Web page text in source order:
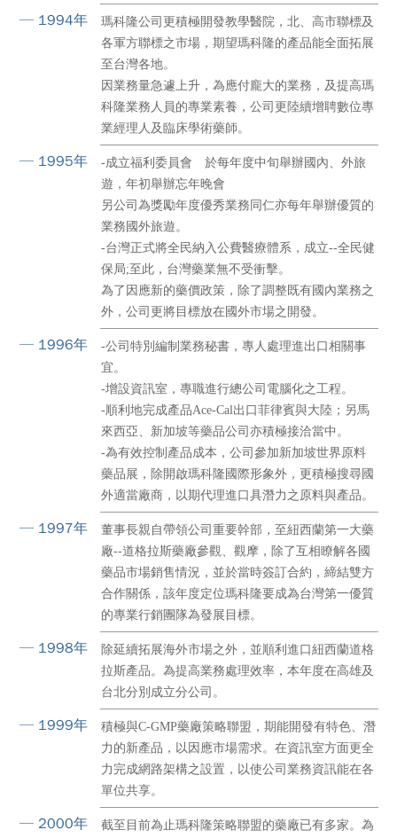
─ 1994年
瑪科隆公司更積極開發教學醫院，北、高市聯標及
各軍方聯標之市場，期望瑪科隆的產品能全面拓展
至台灣各地。
因業務量急遽上升，為應付龐大的業務，及提高瑪
科隆業務人員的專業素養，公司更陸續增聘數位專
業經理人及臨床學術藥師。
─ 1995年
-成立福利委員會 於每年度中旬舉辦國內、外旅
遊，年初舉辦忘年晚會
另公司為獎勵年度優秀業務同仁亦每年舉辦優質的
業務國外旅遊。
-台灣正式將全民納入公費醫療體系，成立--全民健
保局;至此，台灣藥業無不受衝擊。
為了因應新的藥價政策，除了調整既有國內業務之
外，公司更將目標放在國外市場之開發。
─ 1996年
-公司特別編制業務秘書，專人處理進出口相關事
宜。
-增設資訊室，專職進行總公司電腦化之工程。
-順利地完成產品Ace-Cal出口菲律賓與大陸；另馬
來西亞、新加坡等藥品公司亦積極接洽當中。
-為有效控制產品成本，公司參加新加坡世界原料
藥品展，除開啟瑪科隆國際形象外，更積極搜尋國
外適當廠商，以期代理進口具潛力之原料與產品。
─ 1997年
董事長親自帶領公司重要幹部，至紐西蘭第一大藥
廠--道格拉斯藥廠參觀、觀摩，除了互相瞭解各國
藥品市場銷售情況，並於當時簽訂合約，締結雙方
合作關係，該年度定位瑪科隆要成為台灣第一優質
的專業行銷團隊為發展目標。
─ 1998年
除延續拓展海外市場之外，並順利進口紐西蘭道格
拉斯產品。為提高業務處理效率，本年度在高雄及
台北分別成立分公司。
─ 1999年
積極與C-GMP藥廠策略聯盟，期能開發有特色、潛
力的新產品，以因應市場需求。在資訊室方面更全
力完成網路架構之設置，以使公司業務資訊能在各
單位共享。
─ 2000年
截至目前為止瑪科隆策略聯盟的藥廠已有多家。為